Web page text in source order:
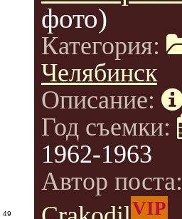
49
фото)
Категория:
Челябинск
Описание:
Год съемки:
1962-1963
Автор
VIP